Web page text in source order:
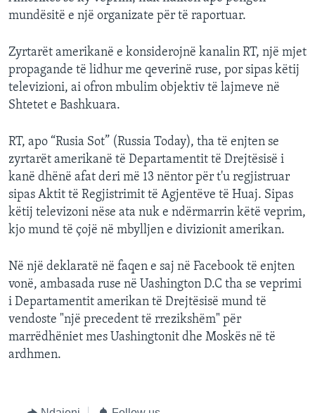
mundësitë e një organizate për të raportuar.
Zyrtarët amerikanë e konsiderojnë kanalin RT, një mjet
propagande të lidhur me qeverinë ruse, por sipas këtij
televizioni, ai ofron mbulim objektiv të lajmeve në
Shtetet e Bashkuara.
RT, apo “Rusia Sot” (Russia Today), tha të enjten se
zyrtarët amerikanë të Departamentit të Drejtësisë i
kanë dhënë afat deri më 13 nëntor për t'u regjistruar
sipas Aktit të Regjistrimit të Agjentëve të Huaj. Sipas
këtij televizoni nëse ata nuk e ndërmarrin këtë veprim,
kjo mund të çojë në mbylljen e divizionit amerikan.
Në një deklaratë në faqen e saj në Facebook të enjten
vonë, ambasada ruse në Uashington D.C tha se veprimi
i Departamentit amerikan të Drejtësisë mund të
vendoste "një precedent të rrezikshëm" për
marrëdhëniet mes Uashingtonit dhe Moskës në të
ardhmen.